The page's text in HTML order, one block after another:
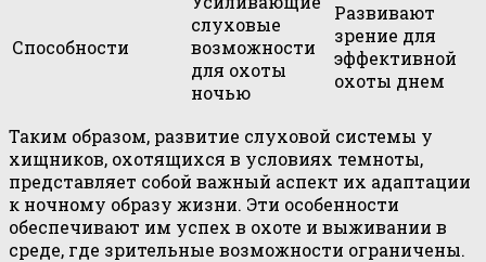
Способности
слуховые
возможности
для охоты
ночью
Развивают
зрение для
эффективной
охоты днем
Таким образом, развитие слуховой системы у
хищников, охотящихся в условиях темноты,
представляет собой важный аспект их адаптации
к ночному образу жизни. Эти особенности
обеспечивают им успех в охоте и выживании в
среде, где зрительные возможности ограничены.